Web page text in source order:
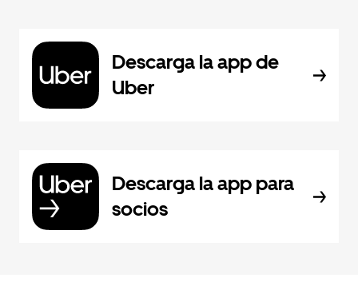
Descarga la app de
Uber
Descarga la app para
socios